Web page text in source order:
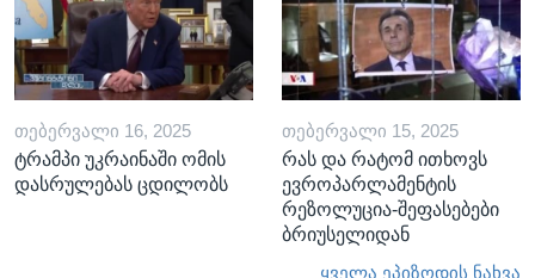
ᲗᲔᲑᲔᲠᲕᲐᲚᲘ 16, 2025
ტრამპი უკრაინაში ომის
დასრულებას ცდილობს
ᲗᲔᲑᲔᲠᲕᲐᲚᲘ 15, 2025
რას და რატომ ითხოვს
ევროპარლამენტის
რეზოლუცია-შეფასებები
ბრიუსელიდან
ყველა ეპიზოდის ნახვა